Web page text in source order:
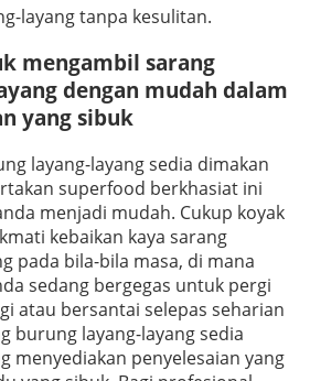
layang tanpa kesulitan.
mengambil sarang
dengan mudah dalam
yang sibuk
layang-layang sedia dimakan
superfood berkhasiat ini
menjadi mudah. Cukup koyak
kebaikan kaya sarang
pada bila-bila masa, di mana
sedang bergegas untuk pergi
atau bersantai selepas seharian
burung layang-layang sedia
menyediakan penyelesaian yang